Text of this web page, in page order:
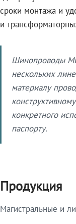
сроки монтажа и
и
Шинопроводы
нескольких
материалу
конкретного
паспорту.
Продукция
Магистральные и